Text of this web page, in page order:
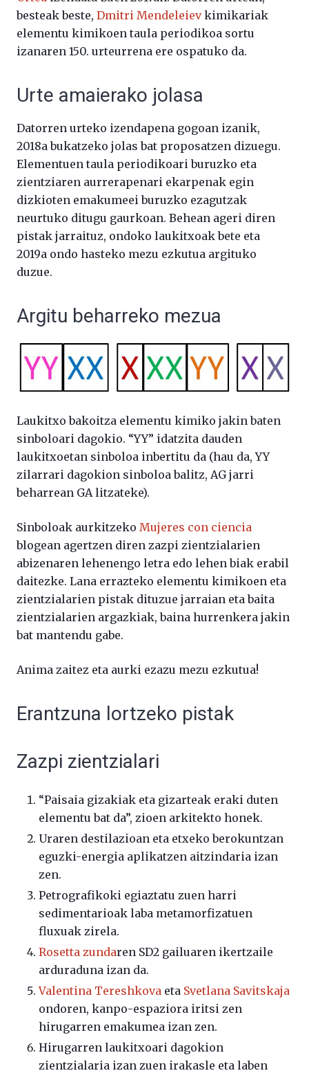
besteak beste, Dmitri Mendeleievkimikariak
elementu kimikoen taula periodikoa sortu
izanaren 150. urteurrena ere ospatuko da.
Urte amaierako jolasa
Datorren urteko izendapena gogoan izanik,
2018a bukatzeko jolas bat proposatzen dizuegu.
Elementuen taula periodikoari buruzko eta
zientziaren aurrerapenari ekarpenak egin
dizkioten emakumeei buruzko ezagutzak
neurtuko ditugu gaurkoan. Behean ageri diren
pistak jarraituz, ondoko laukitxoak bete eta
2019a ondo hasteko mezu ezkutua argituko
duzue.
Argitu beharreko mezua
Laukitxo bakoitza elementu kimiko jakin baten
sinboloari dagokio. “YY” idatzita dauden
laukitxoetan sinboloa inbertitu da (hau da, YY
zilarrari dagokion sinboloa balitz, AG jarri
beharrean GA litzateke).
Sinboloak aurkitzeko Mujeres con ciencia
blogean agertzen diren zazpi zientzialarien
abizenaren lehenengo letra edo lehen biak erabil
daitezke. Lana errazteko elementu kimikoen eta
zientzialarien pistak dituzue jarraian eta baita
zientzialarien argazkiak, baina hurrenkera jakin
bat mantendu gabe.
Anima zaitez eta aurki ezazu mezu ezkutua!
Erantzuna lortzeko pistak
Zazpi zientzialari
“Paisaia gizakiak eta gizarteak eraki duten
elementu bat da”, zioen arkitekto honek.
Uraren destilazioan eta etxeko berokuntzan
eguzki-energia aplikatzen aitzindaria izan
zen.
Petrografikoki egiaztatu zuen harri
sedimentarioak laba metamorfizatuen
fluxuak zirela.
Rosetta zundaren SD2 gailuaren ikertzaile
arduraduna izan da.
Valentina Tereshkova eta Svetlana Savitskaja
ondoren, kanpo-espaziora iritsi zen
hirugarren emakumea izan zen.
Hirugarren laukitxoari dagokion
zientzialaria izan zuen irakasle eta laben